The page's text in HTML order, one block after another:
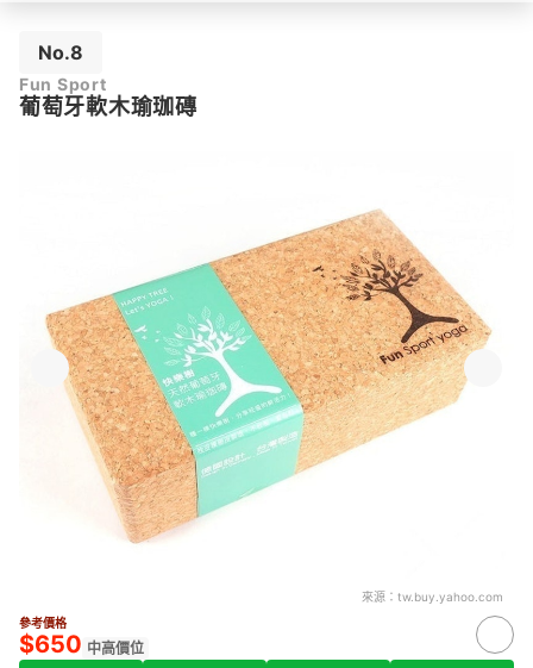
No.8
Fun Sport
葡萄牙軟木瑜珈磚
來源： tw.buy.yahoo.com
參考價格
$650 中高價位